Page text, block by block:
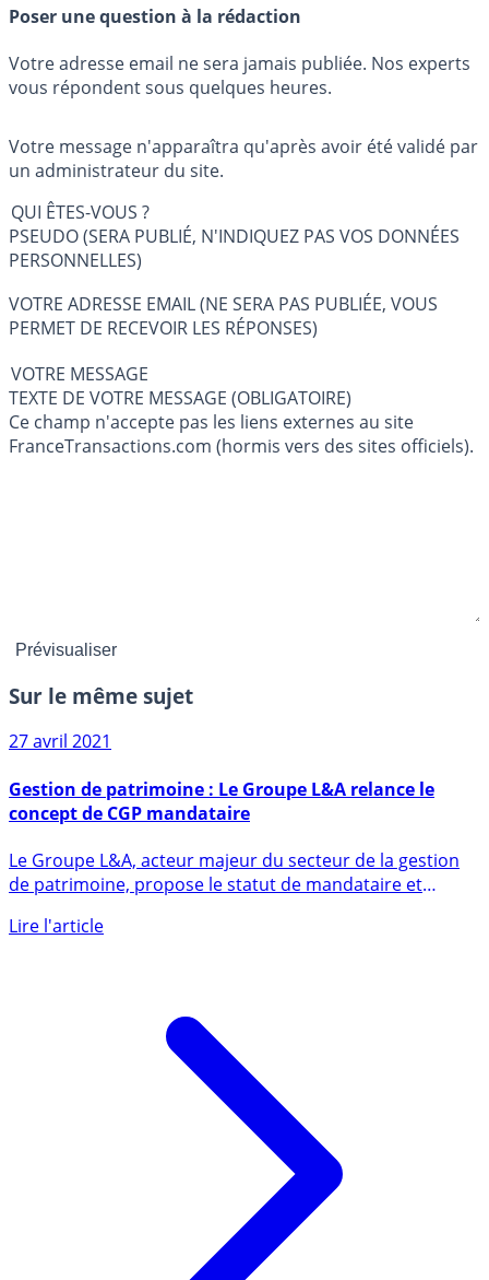
Poser une question à la rédaction
Votre adresse email ne sera jamais publiée. Nos experts
vous répondent sous quelques heures.
Votre message n'apparaîtra qu'après avoir été validé par
un administrateur du site.
QUI ÊTES-VOUS ?
PSEUDO (SERA PUBLIÉ, N'INDIQUEZ PAS VOS DONNÉES
PERSONNELLES)
VOTRE ADRESSE EMAIL (NE SERA PAS PUBLIÉE, VOUS
PERMET DE RECEVOIR LES RÉPONSES)
VOTRE MESSAGE
TEXTE DE VOTRE MESSAGE (OBLIGATOIRE)
Ce champ n'accepte pas les liens externes au site
FranceTransactions.com (hormis vers des sites officiels).
Sur le même sujet
27 avril 2021
concept de CGP mandataire
de patrimoine, propose le statut de mandataire et